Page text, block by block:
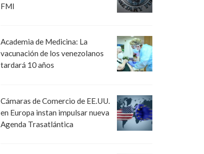
FMI
Academia de Medicina: La
vacunación de los venezolanos
tardará 10 años
Cámaras de Comercio de EE.UU.
en Europa instan impulsar nueva
Agenda Trasatlántica